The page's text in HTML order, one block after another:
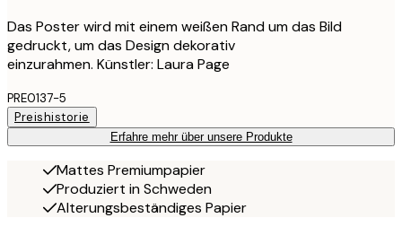
Das Poster wird mit einem weißen Rand um das Bild
gedruckt, um das Design dekorativ
einzurahmen. Künstler: Laura Page
PRE0137-5
Preishistorie
Erfahre mehr über unsere Produkte
Mattes Premiumpapier
Produziert in Schweden
Alterungsbeständiges Papier